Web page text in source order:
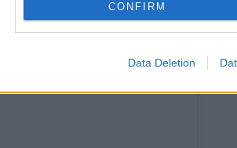
CONFIRM
Data Deletion